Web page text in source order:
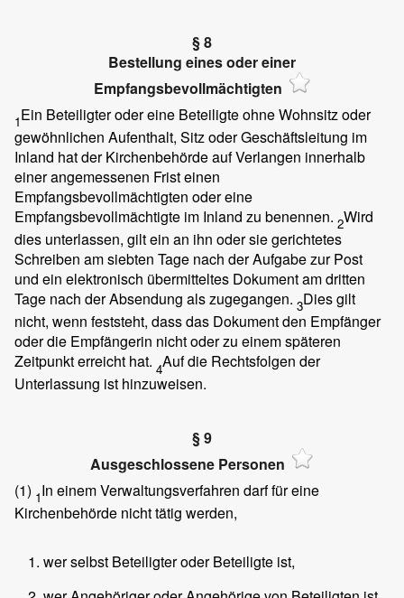
§ 8
Bestellung eines oder einer
Empfangsbevollmächtigten
1Ein Beteiligter oder eine Beteiligte ohne Wohnsitz oder
gewöhnlichen Aufenthalt, Sitz oder Geschäftsleitung im
Inland hat der Kirchenbehörde auf Verlangen innerhalb
einer angemessenen Frist einen
Empfangsbevollmächtigten oder eine
Empfangsbevollmächtigte im Inland zu benennen. 2Wird
dies unterlassen, gilt ein an ihn oder sie gerichtetes
Schreiben am siebten Tage nach der Aufgabe zur Post
und ein elektronisch übermitteltes Dokument am dritten
Tage nach der Absendung als zugegangen. 3Dies gilt
nicht, wenn feststeht, dass das Dokument den Empfänger
oder die Empfängerin nicht oder zu einem späteren
Zeitpunkt erreicht hat. 4Auf die Rechtsfolgen der
Unterlassung ist hinzuweisen.
§ 9
Ausgeschlossene Personen
(1) 1In einem Verwaltungsverfahren darf für eine
Kirchenbehörde nicht tätig werden,
wer selbst Beteiligter oder Beteiligte ist,